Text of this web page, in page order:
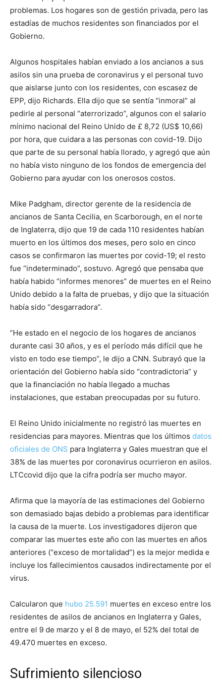
problemas. Los hogares son de gestión privada, pero las
estadías de muchos residentes son financiados por el
Gobierno.
Algunos hospitales habían enviado a los ancianos a sus
asilos sin una prueba de coronavirus y el personal tuvo
que aislarse junto con los residentes, con escasez de
EPP, dijo Richards. Ella dijo que se sentía “inmoral” al
pedirle al personal “aterrorizado”, algunos con el salario
mínimo nacional del Reino Unido de £ 8,72 (US$ 10,66)
por hora, que cuidara a las personas con covid-19. Dijo
que parte de su personal había llorado, y agregó que aún
no había visto ninguno de los fondos de emergencia del
Gobierno para ayudar con los onerosos costos.
Mike Padgham, director gerente de la residencia de
ancianos de Santa Cecilia, en Scarborough, en el norte
de Inglaterra, dijo que 19 de cada 110 residentes habían
muerto en los últimos dos meses, pero solo en cinco
casos se confirmaron las muertes por covid-19; el resto
fue “indeterminado”, sostuvo. Agregó que pensaba que
había habido “informes menores” de muertes en el Reino
Unido debido a la falta de pruebas, y dijo que la situación
había sido “desgarradora”.
“He estado en el negocio de los hogares de ancianos
durante casi 30 años, y es el período más difícil que he
visto en todo ese tiempo”, le dijo a CNN. Subrayó que la
orientación del Gobierno había sido “contradictoria” y
que la financiación no había llegado a muchas
instalaciones, que estaban preocupadas por su futuro.
El Reino Unido inicialmente no registró las muertes en
residencias para mayores. Mientras que los últimos datos
oficiales de ONS para Inglaterra y Gales muestran que el
38% de las muertes por coronavirus ocurrieron en asilos.
LTCcovid dijo que la cifra podría ser mucho mayor.
Afirma que la mayoría de las estimaciones del Gobierno
son demasiado bajas debido a problemas para identificar
la causa de la muerte. Los investigadores dijeron que
comparar las muertes este año con las muertes en años
anteriores (“exceso de mortalidad”) es la mejor medida e
incluye los fallecimientos causados indirectamente por el
virus.
Calcularon que hubo 25.591 muertes en exceso entre los
residentes de asilos de ancianos en Inglaterra y Gales,
entre el 9 de marzo y el 8 de mayo, el 52% del total de
49.470 muertes en exceso.
Sufrimiento silencioso